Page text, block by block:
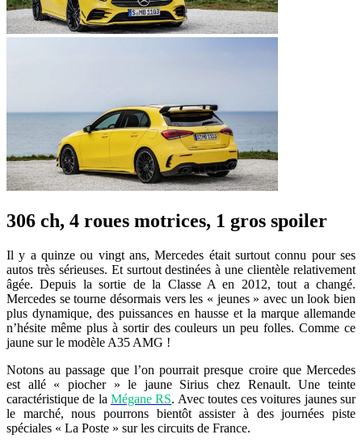
306 ch, 4 roues motrices, 1 gros spoiler
Il y a quinze ou vingt ans, Mercedes était surtout connu pour ses
autos très sérieuses. Et surtout destinées à une clientèle relativement
âgée. Depuis la sortie de la Classe A en 2012, tout a changé.
Mercedes se tourne désormais vers les « jeunes » avec un look bien
plus dynamique, des puissances en hausse et la marque allemande
n’hésite même plus à sortir des couleurs un peu folles. Comme ce
jaune sur le modèle A35 AMG !
Notons au passage que l’on pourrait presque croire que Mercedes
est allé « piocher » le jaune Sirius chez Renault. Une teinte
caractéristique de la Mégane RS. Avec toutes ces voitures jaunes sur
le marché, nous pourrons bientôt assister à des journées piste
spéciales « La Poste » sur les circuits de France.